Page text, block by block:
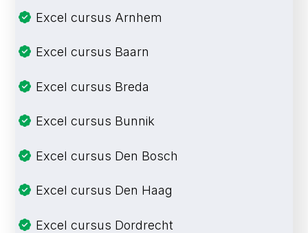
Excel cursus Arnhem
Excel cursus Baarn
Excel cursus Breda
Excel cursus Bunnik
Excel cursus Den Bosch
Excel cursus Den Haag
Excel cursus Dordrecht